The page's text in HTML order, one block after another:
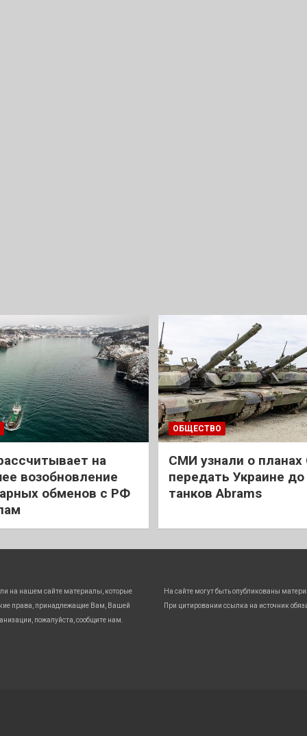
на
возобновление
обменов с РФ
ОБЩЕСТВО
СМИ узнали о
передать Украине до
танков Abrams
на нашем сайте материалы, которые
права, принадлежащие Вам, Вашей
пожалуйста, сообщите нам.
На сайте могут быть опубликованы
При цитировании ссылка на источник